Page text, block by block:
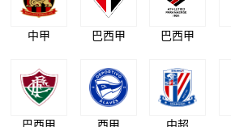
中甲 巴西甲 巴西甲